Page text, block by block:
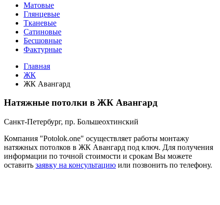
Матовые
Глянцевые
Тканевые
Сатиновые
Бесшовные
Фактурные
Главная
ЖК
ЖК Авангард
Натяжные потолки в ЖК Авангард
Санкт-Петербург, пр. Большеохтинский
Компания "Potolok.one" осуществляет работы монтажу
натяжных потолков в ЖК Авангард под ключ. Для получения
информации по точной стоимости и срокам Вы можете
оставить заявку на консультацию или позвонить по телефону.